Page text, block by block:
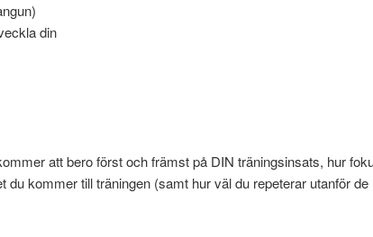
din
att bero först och främst på DIN träningsinsats, hur
du kommer till träningen (samt hur väl du repeterar utanför de